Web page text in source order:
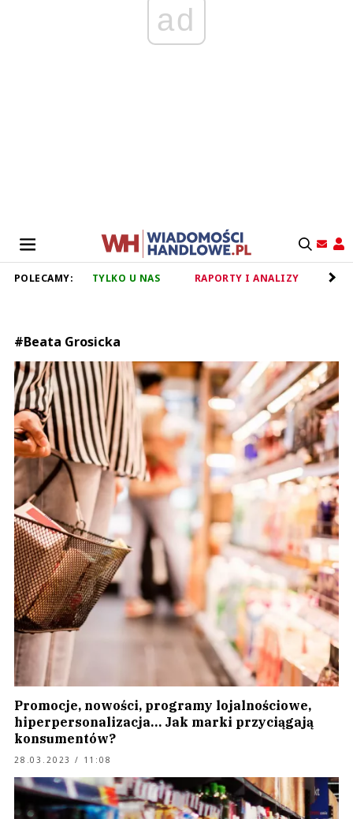
ad
POLECAMY: TYLKO U NAS RAPORTY I ANALIZY
#Beata Grosicka
Promocje, nowości, programy lojalnościowe,
hiperpersonalizacja… Jak marki przyciągają
konsumentów?
28.03.2023 / 11:08